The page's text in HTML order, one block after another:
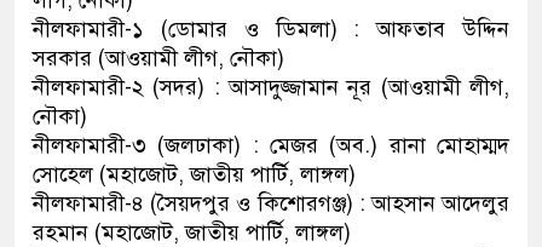
নীলফামারী-১ (ডোমার ও ডিমলা) : আফতাব উদ্দিন
সরকার (আওয়ামী লীগ, নৌকা)
নীলফামারী-২ (সদর) : আসাদুজ্জামান নূর (আওয়ামী লীগ,
নৌকা)
নীলফামারী-৩ (জলঢাকা) : মেজর (অব.) রানা মোহাম্মদ
সোহেল (মহাজোট, জাতীয় পার্টি, লাঙ্গল)
নীলফামারী-৪ (সৈয়দপুর ও কিশোরগঞ্জ) : আহসান আদেলুর
রহমান (মহাজোট, জাতীয় পার্টি, লাঙ্গল)